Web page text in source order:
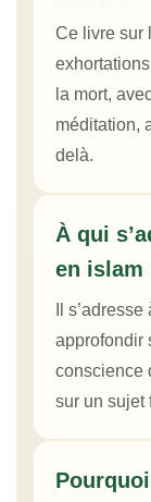
Ce livre sur
la mort,
méditation,
delà.
À qui
en islam
Il
approfondir
conscience
sur un sujet